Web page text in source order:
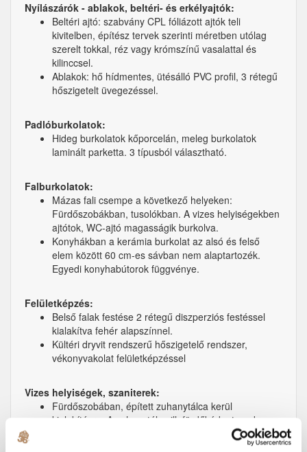
Nyílászárók - ablakok, beltéri- és erkélyajtók:
Beltéri ajtó: szabvány CPL fóliázott ajtók teli
kivitelben, építész tervek szerinti méretben utólag
szerelt tokkal, réz vagy krómszínű vasalattal és
kilinccsel.
Ablakok: hő hídmentes, ütésálló PVC profil, 3 rétegű
hőszigetelt üvegezéssel.
Padlóburkolatok:
Hideg burkolatok kőporcelán, meleg burkolatok
laminált parketta. 3 típusból választható.
Falburkolatok:
Mázas fali csempe a következő helyeken:
Fürdőszobákban, tusolókban. A vizes helyiségekben
ajtótok, WC-ajtó magasságik burkolva.
Konyhákban a kerámia burkolat az alsó és felső
elem között 60 cm-es sávban nem alaptartozék.
Egyedi konyhabútorok függvénye.
Felületképzés:
Belső falak festése 2 rétegű diszperziós festéssel
kialakítva fehér alapszínnel.
Kültéri dryvit rendszerű hőszigetelő rendszer,
vékonyvakolat felületképzéssel
Vizes helyiségek, szaniterek​:
Fürdőszobában, épített zuhanytálca kerül
kialakításra. A zuhanytálca ill. fürdőkád a terveken
szereplő méretben kerül beépítésre. Zuhany
felszereltsége krómozott egykaros csaptelep, és